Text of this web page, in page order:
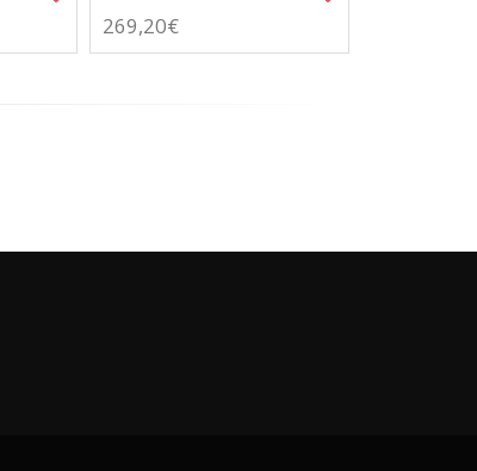
269,20€